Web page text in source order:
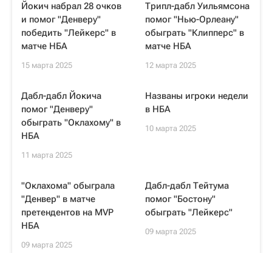
Йокич набрал 28 очков
и помог "Денверу"
победить "Лейкерс" в
матче НБА
15 марта 2025
Трипл-дабл Уильямсона
помог "Нью-Орлеану"
обыграть "Клипперс" в
матче НБА
12 марта 2025
Дабл-дабл Йокича
помог "Денверу"
обыграть "Оклахому" в
НБА
11 марта 2025
Названы игроки недели
в НБА
10 марта 2025
"Оклахома" обыграла
"Денвер" в матче
претендентов на MVP
НБА
09 марта 2025
Дабл-дабл Тейтума
помог "Бостону"
обыграть "Лейкерс"
09 марта 2025